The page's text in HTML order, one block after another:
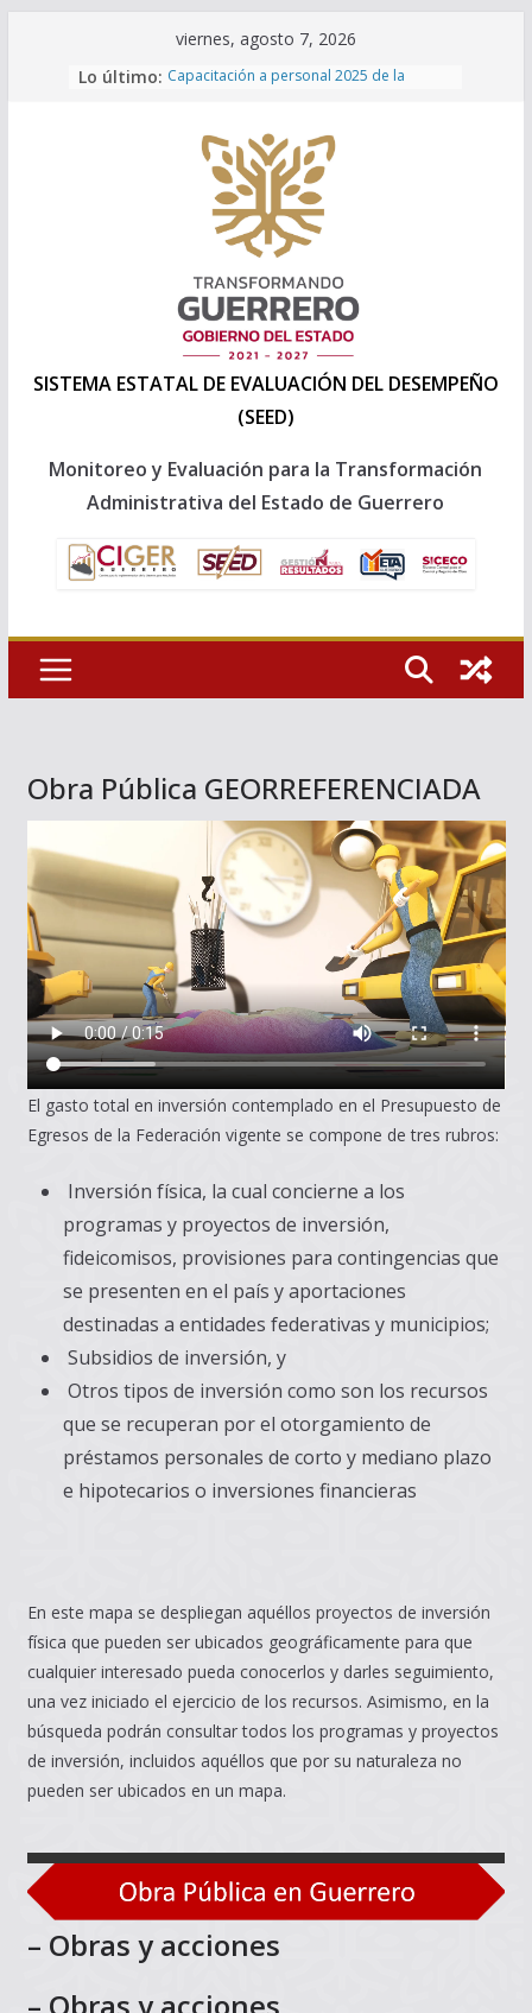
viernes, agosto 7, 2026
Lo último: Capacitación a personal 2025 de la
INEGI – POBREZA MULTIDIMENSIONAL
Programa Anual de Evaluación 2026
Formatos Presupuesto 2027
Formatos Presupuesto 2026
SISTEMA ESTATAL DE EVALUACIÓN DEL DESEMPEÑO
(SEED)
Monitoreo y Evaluación para la Transformación
Administrativa del Estado de Guerrero
Obra Pública GEORREFERENCIADA
El gasto total en inversión contemplado en el Presupuesto de
Egresos de la Federación vigente se compone de tres rubros:
Inversión física, la cual concierne a los
programas y proyectos de inversión,
fideicomisos, provisiones para contingencias que
se presenten en el país y aportaciones
destinadas a entidades federativas y municipios;
Subsidios de inversión, y
Otros tipos de inversión como son los recursos
que se recuperan por el otorgamiento de
préstamos personales de corto y mediano plazo
e hipotecarios o inversiones financieras
En este mapa se despliegan aquéllos proyectos de inversión
física que pueden ser ubicados geográficamente para que
cualquier interesado pueda conocerlos y darles seguimiento,
una vez iniciado el ejercicio de los recursos. Asimismo, en la
búsqueda podrán consultar todos los programas y proyectos
de inversión, incluidos aquéllos que por su naturaleza no
pueden ser ubicados en un mapa.
– Obras y acciones
– Obras y acciones